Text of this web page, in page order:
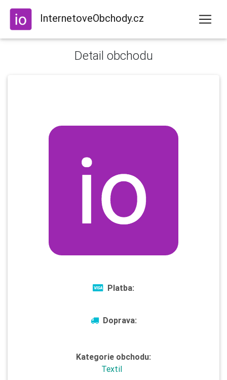
InternetoveObchody.cz
Detail obchodu
Platba:
Doprava:
Kategorie obchodu:
Textil